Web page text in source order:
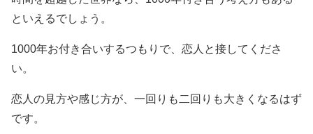
といえるでしょう。
1000年お付き合いするつもりで、恋人と接してくださ
い。
恋人の見方や感じ方が、一回りも二回りも大きくなるはず
です。